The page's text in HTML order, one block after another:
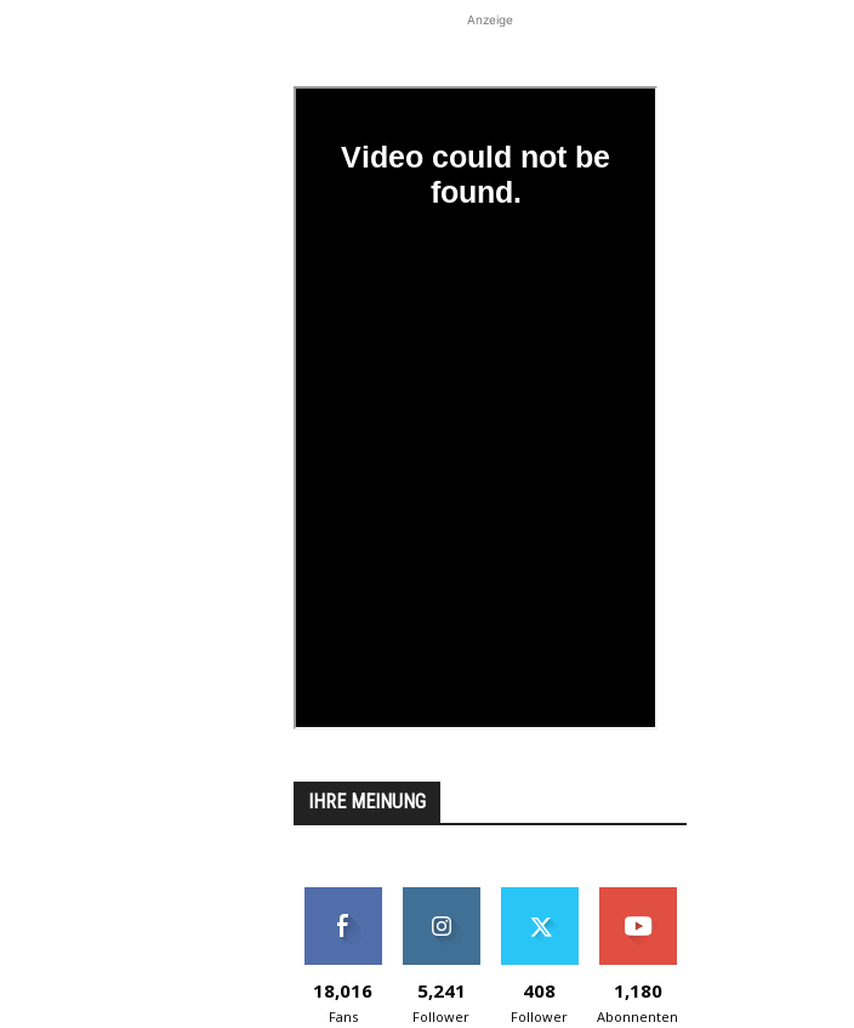
Anzeige
IHRE MEINUNG
18,016
Fans
5,241
Follower
408
Follower
1,180
Abonnenten